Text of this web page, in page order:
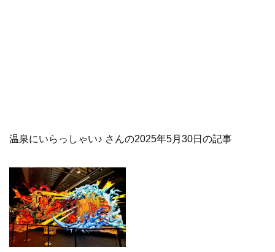
温泉にいらっしゃい♪ さんの2025年5月30日の記事